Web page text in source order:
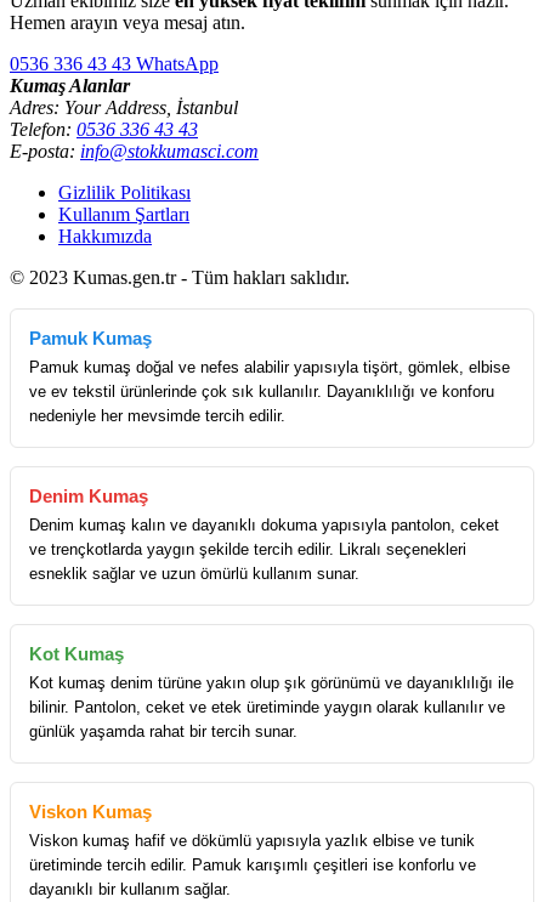
Hemen arayın veya mesaj atın.
0536 336 43 43 WhatsApp
Kumaş Alanlar
Adres: Your Address, İstanbul
Telefon: 0536 336 43 43
E-posta: info@stokkumasci.com
Gizlilik Politikası
Kullanım Şartları
Hakkımızda
© 2023 Kumas.gen.tr - Tüm hakları saklıdır.
Pamuk Kumaş
Pamuk kumaş doğal ve nefes alabilir yapısıyla tişört, gömlek, elbise
ve ev tekstil ürünlerinde çok sık kullanılır. Dayanıklılığı ve konforu
nedeniyle her mevsimde tercih edilir.
Denim Kumaş
Denim kumaş kalın ve dayanıklı dokuma yapısıyla pantolon, ceket
ve trençkotlarda yaygın şekilde tercih edilir. Likralı seçenekleri
esneklik sağlar ve uzun ömürlü kullanım sunar.
Kot Kumaş
Kot kumaş denim türüne yakın olup şık görünümü ve dayanıklılığı ile
bilinir. Pantolon, ceket ve etek üretiminde yaygın olarak kullanılır ve
günlük yaşamda rahat bir tercih sunar.
Viskon Kumaş
Viskon kumaş hafif ve dökümlü yapısıyla yazlık elbise ve tunik
üretiminde tercih edilir. Pamuk karışımlı çeşitleri ise konforlu ve
dayanıklı bir kullanım sağlar.